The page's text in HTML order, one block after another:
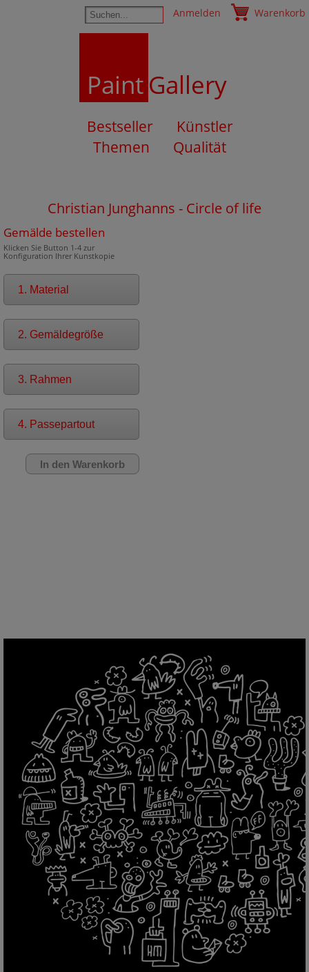
Anmelden Warenkorb
PaintGallery
Bestseller
Künstler
Themen
Qualität
Christian Junghanns - Circle of life
Gemälde bestellen
Klicken Sie Button 1-4 zur
Konfiguration Ihrer Kunstkopie
1. Material
2. Gemäldegröße
3. Rahmen
4. Passepartout